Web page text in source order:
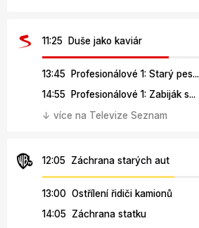
11:25 Duše jako kaviár
13:45 Profesionálové 1: Starý pes...
14:55 Profesionálové 1: Zabiják s...
↓ více na Televize Seznam
12:05 Záchrana starých aut
13:00 Ostřílení řidiči kamionů
14:05 Záchrana statku